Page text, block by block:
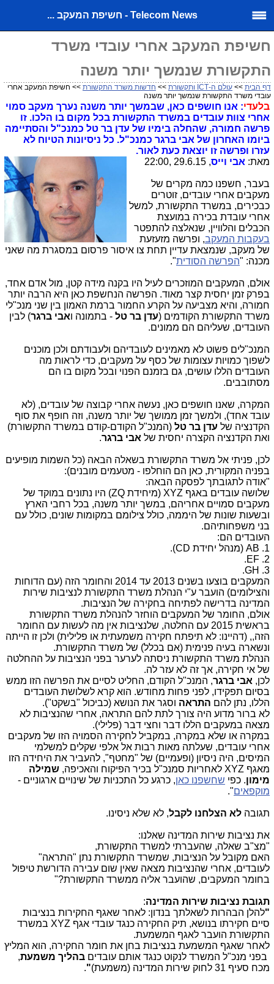
Telecom News - חשיפת המעקב ...
חשיפת המעקב אחרי עובדי משרד
התקשורת שנמשך יותר משנה
דף הבית >> עולם ה-ICT ותקשורת >> חדשות משרד התקשורת >> חשיפת המעקב אחרי
עובדי משרד התקשורת שנמשך יותר משנה
בלעדי: אנו חושפים כאן, שבמשך יותר משנה נערך מעקב סמוי
אחרי צוות עובדים במשרד התקשורת בכל מקום בו הלכו. זו
פרשה חמורה, שהחלה בימיו של עדן בר טל כמנכ"ל והסתיימה
ביומו האחרון של אבי ברגר כמנכ"ל. כל ניסיונות הטיוח לא
עזרו ופרשה זו יוצאת כעת לאור.
מאת: אבי וייס, 29.6.15 ,22:00
בעבר, חשפנו כמה מקרים של
מעקבים אחרי עובדים, זוטרים
כבכירים, במשרד התקשורת, למשל
אחרי עובדת בכירה במועצת
הכבלים והלוויין, שנאלצה להתפטר
בעקבות המעקב, ופרשה מזעזעת
של מעקב, שנמצאת עדיין תחת צו איסור פרסום במסגרת מה שאני
מכנה: "הפרשה הסודית".
אולם, המעקבים המוזכרים לעיל היו בקנה מידה קטן, מול אדם אחד,
בפרק זמן יחסית קצר מאוד. הפרשה הנחשפת כאן היא הרבה יותר
חמורה, והיא מצביעה על הקרע החמור ברמת האמון בין שני מנכ"לי
משרד התקשורת הקודמים (עדן בר טל - בתמונה ואבי ברגר) לבין
העובדים, שעליהם הם ממונים.
המנכ"לים פשוט לא מאמינים לעובדיהם ולעבודתם ולכן מוכנים
לשפוך כמויות עצומות של כסף על מעקבים, כדי לראות מה
העובדים הללו עושים, גם בזמנם הפנוי ובכל מקום בו הם
מסתובבים.
המקרה, שאנו חושפים כאן, נעשה אחרי קבוצה של עובדים, (לא
עובד אחד), ולמשך זמן ממושך של יותר משנה, וזה חופף את סוף
הקדנציה של עדן בר טל (המנכ"ל הקודם-קודם במשרד התקשורת)
ואת הקדנציה הקצרה יחסית של אבי ברגר.
לכן, פניתי אל משרד התקשורת בשאלה הבאה (כל השמות מופיעים
בפניה המקורית, כאן הם הוחלפו - מטעמים מובנים):
"אודה לתגובתך לפסקה הבאה:
שלושה עובדים באגף XYZ (מיחידת ZQ) היו נתונים במוקד של
מעקבים סמויים אחריהם, במשך יותר משנה, בכל רחבי הארץ
ובשעות שונות של היממה, כולל צילומם במקומות שונים, כולל עם
בני משפחותיהם.
העובדים הם:
1. AB (מנהל יחידת CD).
2. EF.
3. GH.
המעקבים בוצעו בשנים 2013 עד 2014 והחומר הזה (עם הדוחות
והצילומים) הועבר ע"י הנהלת משרד התקשורת לנציבות שירות
המדינה בדרישה לפתיחה בחקירה של הנציבות.
אולם, החומר של המעקבים הוחזר להנהלת משרד התקשורת
בראשית 2015 עם החלטה, שלנציבות אין מה לעשות עם החומר
הזה,, (דהיינו: לא תיפתח חקירה משמעתית או פלילית) ולכן זו הייתה
ונשארה בעיה פנימית (אם בכלל) של משרד התקשורת.
הנהלת משרד התקשורת ניסתה לערער בפני הנציבות על ההחלטה
של אי חקירה, אך זה לא עזר לה.
לכן, אבי ברגר, המנכ"ל הקודם, החליט לסיים את הפרשה הזו ממש
בסיום תפקידו, לפני פחות מחודש. הוא קרא לשלושת העובדים
הללו, נתן להם התראה וסגר את הנושא (כביכול "בשקט").
לא ברור מדוע היה צורך לתת להם התראה, אחרי שהנציבות לא
מצאה במעקבים הללו דבר וחצי דבר (פלילי).
במקרה או שלא במקרה, במקביל לחקירה הסמויה הזו של מעקבים
אחרי עובדים, שעלתה מאות רבות אל אלפי שקלים למשלמי
המיסים, היה ניסיון (ופעמיים) של "מחטף", להעביר את היחידה הזו
מאגף XYZ לאחריות סמנכ"ל בכיר הפיקוח והאכיפה,
שמילה
מימון. כפי שחשפנו כאן, כרגע כל התכניות של שינויים ארגוניים -
מוקפאים".
תגובה לא הצלחנו לקבל, לא שלא ניסינו.
את נציבות שירות המדינה שאלנו:
"מצ"ב שאלה, שהעברתי למשרד התקשורת,
האם מקובל על הנציבות, שמשרד התקשורת נתן "התראה"
לעובדים, אחרי שהנציבות מצאה שאין שום עבירה הדורשת טיפול
בחומר המעקבים, שהועבר אליה ממשרד התקשורת?"
תגובת נציבות שירות המדינה:
"להלן הבהרות לשאלתך בנדון: לאחר שאגף החקירות בנציבות
סיים חקירתו בנושא, תיק החקירה כנגד עובדי אגף XYZ במשרד
התקשורת הועבר לאגף המשמעת.
לאחר שאגף המשמעת בנציבות בחן את חומר החקירה, הוא המליץ
בפני מנכ"ל המשרד לנקוט כנגד אותם עובדים בהליך משמעת,
מכח סעיף 31 לחוק שירות המדינה (משמעת)
"
.